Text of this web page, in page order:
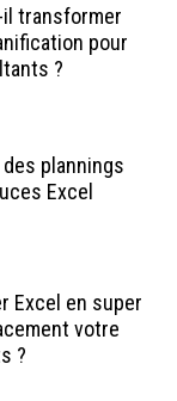
il transformer
pour
?
plannings
Excel
Excel en super
votre
?